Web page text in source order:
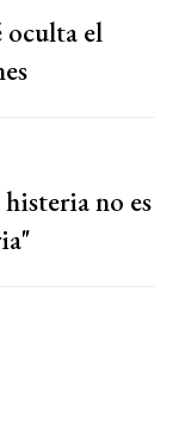
oculta el
no es